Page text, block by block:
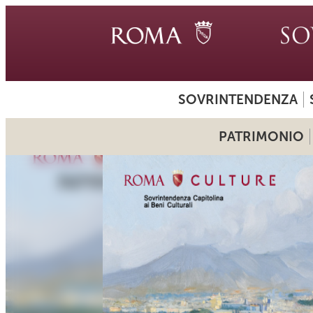
SOVRINTENDENZA
PATRIMONIO